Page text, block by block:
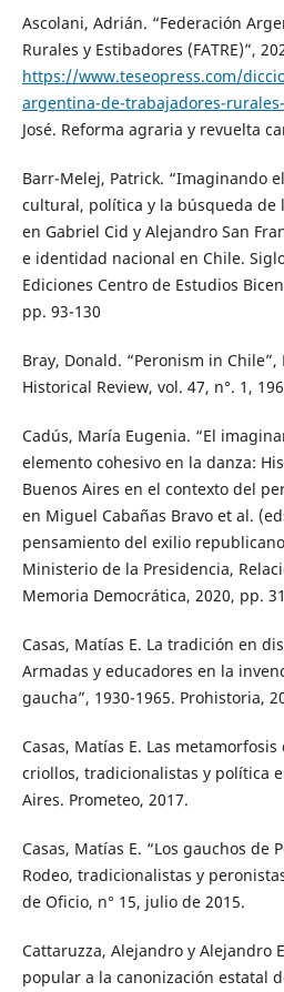
Ascolani, Adrián. “Federación
Rurales y Estibadores (FATRE)”,
https://www.teseopress.com/
argentina-de-trabajadores-
José. Reforma agraria y revuelta
Barr-Melej, Patrick. “Imaginando
cultural, política y la búsqueda de
en Gabriel Cid y Alejandro San
e identidad nacional en Chile.
Ediciones Centro de Estudios
pp. 93-130
Bray, Donald. “Peronism in
Historical Review, vol. 47, n°. 1,
Cadús, María Eugenia. “El
elemento cohesivo en la danza:
Buenos Aires en el contexto del
en Miguel Cabañas Bravo et al.
pensamiento del exilio
Ministerio de la Presidencia,
Memoria Democrática, 2020, pp.
Casas, Matías E. La tradición en
Armadas y educadores en la
gaucha”, 1930-1965. Prohistoria,
Casas, Matías E. Las
criollos, tradicionalistas y política
Aires. Prometeo, 2017.
Casas, Matías E. “Los gauchos de
Rodeo, tradicionalistas y
de Oficio, n° 15, julio de 2015.
Cattaruzza, Alejandro y Alejandro
popular a la canonización estatal